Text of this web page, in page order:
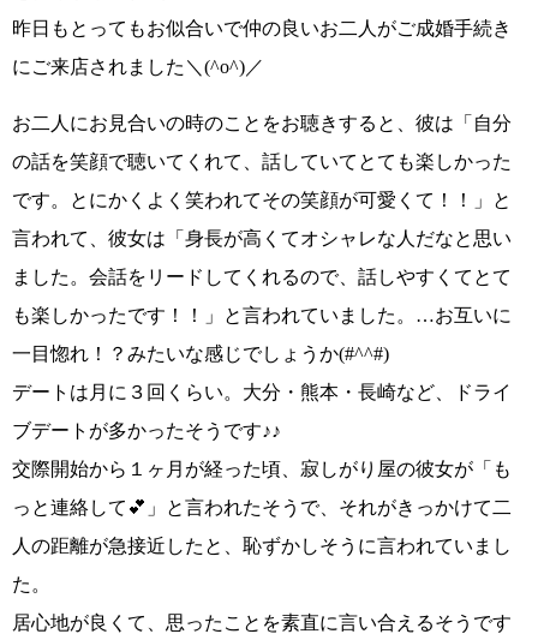
昨日もとってもお似合いで仲の良いお二人がご成婚手続き
にご来店されました ＼(^o^)／
お二人にお見合いの時のことをお聴きすると、彼は 「自分
の話を笑顔で聴いてくれて、話していてとても楽しかった
です。とにかくよく笑われてその笑顔が可愛くて！！」
と
言われて、彼女は 「身長が高くてオシャレな人だなと思い
ました。会話をリードしてくれるので、話しやすくてとて
も楽しかったです！！」
と言われていました。…お互いに
一目惚れ！？みたいな感じでしょうか(#^^#)
デートは月に３回くらい。大分・熊本・長崎など、ドライ
ブデートが多かったそうです♪♪
交際開始から１ヶ月が経った頃、寂しがり屋の彼女が 「も
っと連絡して💕」
と言われたそうで、それがきっかけて二
人の距離が急接近したと、恥ずかしそうに言われていまし
た。
居心地が良くて、思ったことを素直に言い合えるそうです